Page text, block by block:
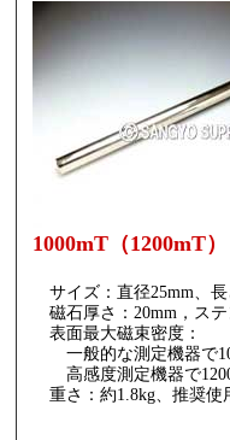
1000mT（1200mT）
サイズ：直径25mm、長
磁石厚さ：20mm，ステ
表面最大磁束密度：
一般的な測定機器で
高感度測定機器で
重さ：約1.8kg、推奨使